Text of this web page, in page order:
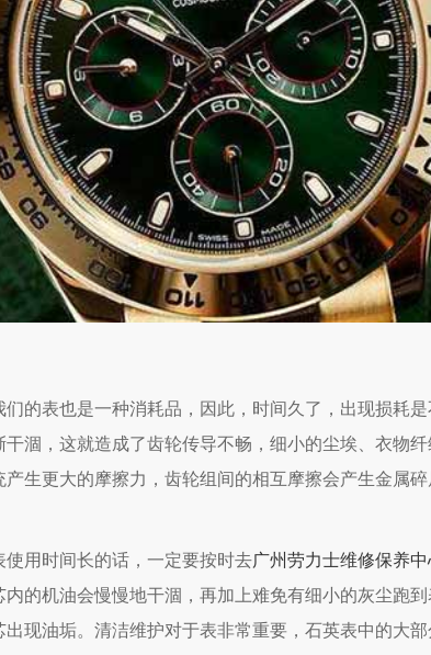
表也是一种消耗品，因此，时间久了，出现损耗是
干涸，这就造成了齿轮传导不畅，细小的尘埃、衣物
产生更大的摩擦力，齿轮组间的相互摩擦会产生金属
用时间长的话，一定要按时去广州劳力士维修保养中
内的机油会慢慢地干涸，再加上难免有细小的灰尘跑
出现油垢。清洁维护对于表非常重要，石英表中的大